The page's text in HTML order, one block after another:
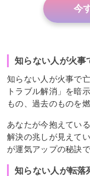
今
知らない人が火事
知らない人が火事で
トラブル解消」を暗
もの、過去のものを
あなたが今抱えてい
解決の兆しが見えて
が運気アップの秘訣で
知らない人が転落